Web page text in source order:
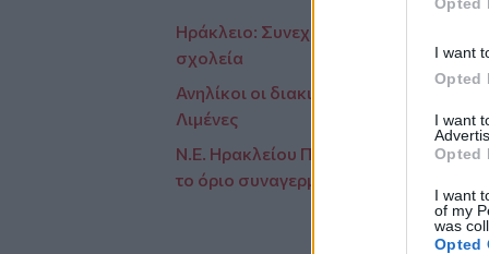
I want
Opted
I want
Opted
I want
of my
was
Opted
Ηράκλειο: Συνεχίζονται οι
σχολεία
Ανηλίκοι οι διακινητές των 43
Λιμένες
Ν.Ε. Ηρακλείου ΠΑΣΟΚ: "Η κατάσταση
το όριο συναγερμού"